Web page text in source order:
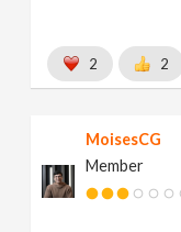
2 2
MoisesCG
Member